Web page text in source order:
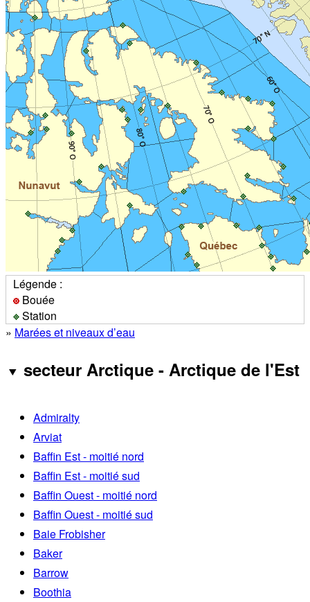
Légende :
Bouée
Station
» Marées et niveaux d’eau
secteur Arctique - Arctique de l'Est
Admiralty
Arviat
Baffin Est - moitié nord
Baffin Est - moitié sud
Baffin Ouest - moitié nord
Baffin Ouest - moitié sud
Baie Frobisher
Baker
Barrow
Boothia